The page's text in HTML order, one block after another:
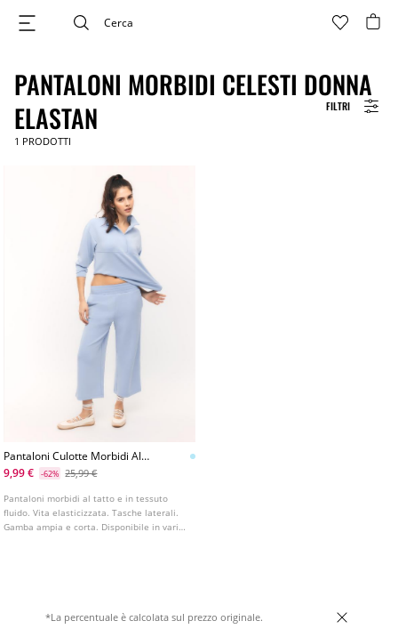
FILTRI
PANTALONI MORBIDI CELESTI DONNA
ELASTAN
1 PRODOTTI
Pantaloni Culotte Morbidi Al
Tatto
9,99 € -62% 25,99 €
Pantaloni morbidi al tatto e in tessuto
fluido. Vita elasticizzata. Tasche laterali.
Gamba ampia e corta. Disponibile in vari
*La percentuale è calcolata sul prezzo originale.